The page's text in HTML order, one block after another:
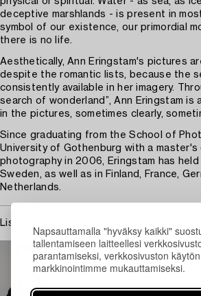
Napsauttamalla "hyväksy kaikki"
tallentamiseen laitteellesi
parantamiseksi, verkkosivuston
markkinointimme mukauttamiseksi.
deceptive marshlands - is present in
symbol of our existence, our primordial
there is no life.
Aesthetically, Ann Eringstam's pictures
despite the romantic lists, because the
consistently available in her imagery.
search of wonderland”, Ann Eringstam is
in the pictures, sometimes clearly,
Since graduating from the School of
University of Gothenburg with a master's
photography in 2006, Eringstam has
Sweden, as well as in Finland, France,
Netherlands.
Lisätietoja ja kuntoraportit
TUKHOLMA
Karin Aringer
+46 (0)702 63 70 57